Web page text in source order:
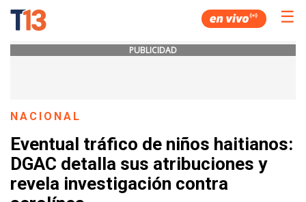
☰
PUBLICIDAD
NACIONAL
Eventual tráfico de niños haitianos:
DGAC detalla sus atribuciones y
revela investigación contra